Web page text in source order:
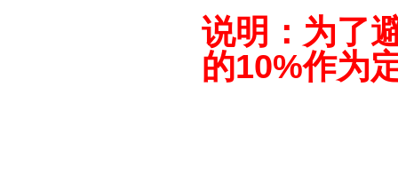
说明：为了
的10%作为